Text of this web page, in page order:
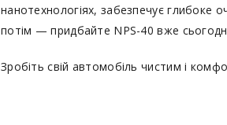
нанотехнологіях, забезпечує глибоке
потім — придбайте NPS-40 вже
Зробіть свій автомобіль чистим і